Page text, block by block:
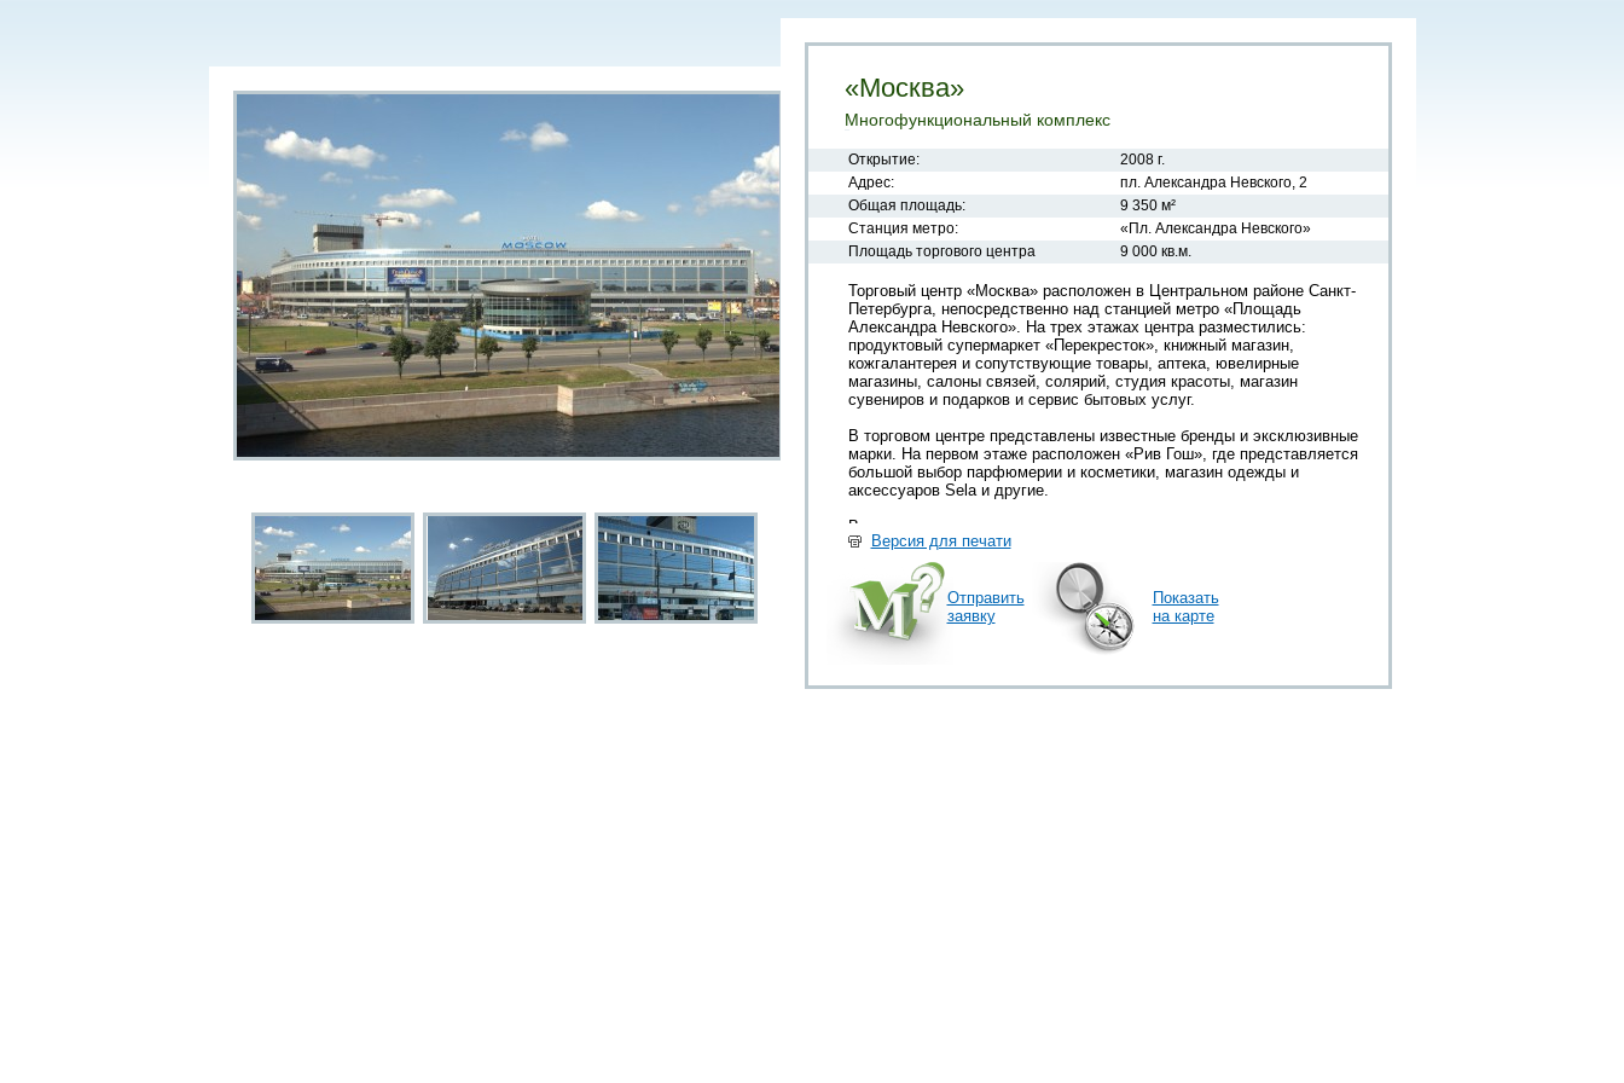
«Москва»
Многофункциональный комплекс
Открытие:
2008 г.
Адрес:
пл. Александра Невского, 2
Общая площадь:
9 350 м²
Станция метро:
«Пл. Александра Невского»
Площадь торгового центра
9 000 кв.м.
Торговый центр «Москва» расположен в Центральном районе Санкт-
Петербурга, непосредственно над станцией метро «Площадь
Александра Невского». На трех этажах центра разместились:
продуктовый супермаркет «Перекресток», книжный магазин,
кожгалантерея и сопутствующие товары, аптека, ювелирные
магазины, салоны связей, солярий, студия красоты, магазин
сувениров и подарков и сервис бытовых услуг.
В торговом центре представлены известные бренды и эксклюзивные
марки. На первом этаже расположен «Рив Гош», где представляется
большой выбор парфюмерии и косметики, магазин одежды и
аксессуаров Sela и другие.
В здании центра имеется несколько точек питания: ресторан с
универсальной кухней «Токио Сити», кофейня «Шоколадница»,
ресторан быстрого питания «Вкусно - и точка», а также чайхана
«Анхор».
Версия для печати
Отправить
заявку
Показать
на карте